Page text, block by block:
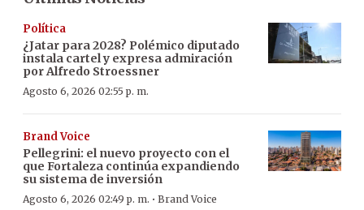
Política
¿Jatar para 2028? Polémico diputado
instala cartel y expresa admiración
por Alfredo Stroessner
Agosto 6, 2026 02:55 p. m.
Brand Voice
Pellegrini: el nuevo proyecto con el
que Fortaleza continúa expandiendo
su sistema de inversión
Agosto 6, 2026 02:49 p. m. · Brand Voice